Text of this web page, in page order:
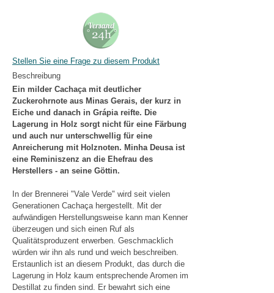
Stellen Sie eine Frage zu diesem Produkt
Beschreibung
Ein milder Cachaça mit deutlicher
Zuckerohrnote aus Minas Gerais, der kurz in
Eiche und danach in Grápia reifte. Die
Lagerung in Holz sorgt nicht für eine Färbung
und auch nur unterschwellig für eine
Anreicherung mit Holznoten. Minha Deusa ist
eine Reminiszenz an die Ehefrau des
Herstellers - an seine Göttin.
In der Brennerei "Vale Verde" wird seit vielen
Generationen Cachaça hergestellt. Mit der
aufwändigen Herstellungsweise kann man Kenner
überzeugen und sich einen Ruf als
Qualitätsproduzent erwerben. Geschmacklich
würden wir ihn als rund und weich beschreiben.
Erstaunlich ist an diesem Produkt, das durch die
Lagerung in Holz kaum entsprechende Aromen im
Destillat zu finden sind. Er bewahrt sich eine